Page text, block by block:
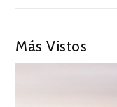
Más Vistos